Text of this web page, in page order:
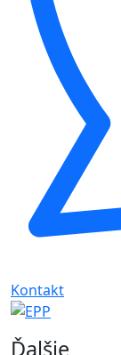
Kontakt
Ďalšie